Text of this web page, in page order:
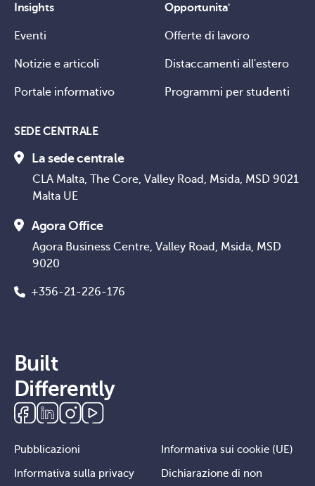
Insights
Eventi
Notizie e articoli
Portale informativo
Opportunita'
Offerte di lavoro
Distaccamenti all'estero
Programmi per studenti
SEDE CENTRALE
La sede centrale
CLA Malta, The Core, Valley Road, Msida, MSD 9021
Malta UE
Agora Office
Agora Business Centre, Valley Road, Msida, MSD
9020
+356-21-226-176
Built
Differently
Pubblicazioni Informativa sui cookie (UE)
Informativa sulla privacy
Dichiarazione di non